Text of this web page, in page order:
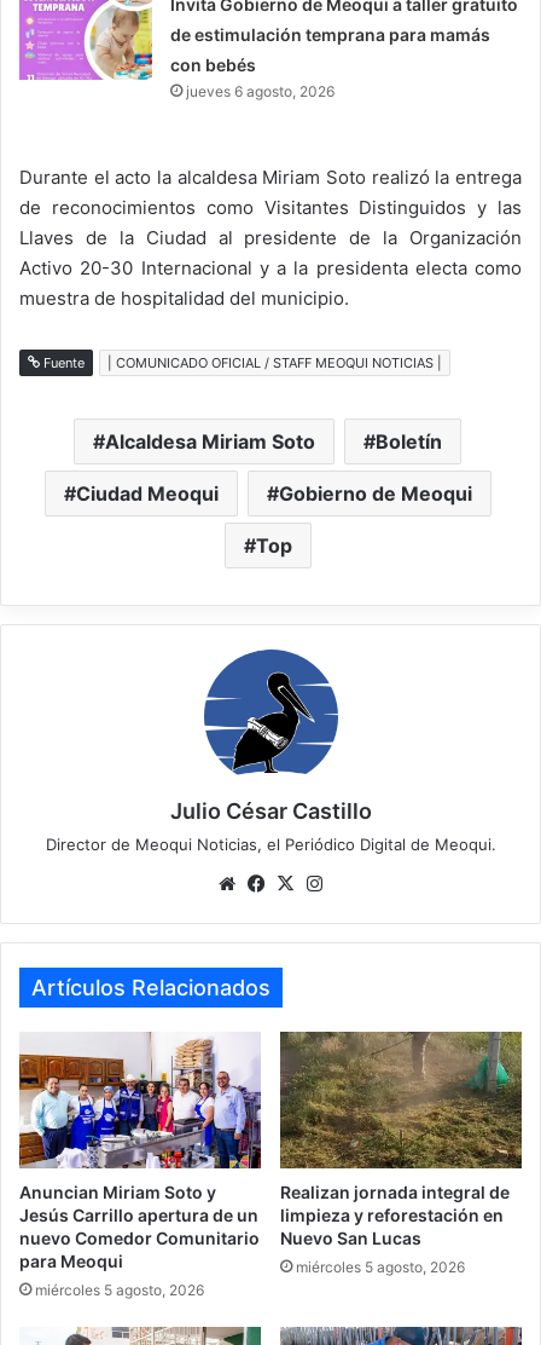
Invita Gobierno de Meoqui a taller gratuito
de estimulación temprana para mamás
con bebés
jueves 6 agosto, 2026
Durante el acto la alcaldesa Miriam Soto realizó la entrega
de reconocimientos como Visitantes Distinguidos y las
Llaves de la Ciudad al presidente de la Organización
Activo 20-30 Internacional y a la presidenta electa como
muestra de hospitalidad del municipio.
Fuente | COMUNICADO OFICIAL / STAFF MEOQUI NOTICIAS |
Alcaldesa Miriam Soto Boletín
Ciudad Meoqui Gobierno de Meoqui
Top
Julio César Castillo
Director de Meoqui Noticias, el Periódico Digital de Meoqui.
WebsiteFacebook
X
Artículos Relacionados
Anuncian Miriam Soto y
Jesús Carrillo apertura de un
nuevo Comedor Comunitario
para Meoqui
miércoles 5 agosto, 2026
Realizan jornada integral de
limpieza y reforestación en
Nuevo San Lucas
miércoles 5 agosto, 2026